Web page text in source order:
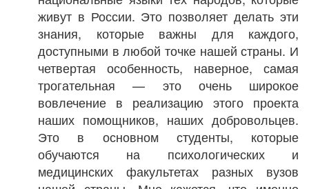
живут в России. Это позволяет делать эти
знания, которые важны для каждого,
доступными в любой точке нашей страны. И
четвертая особенность, наверное, самая
трогательная — это очень широкое
вовлечение в реализацию этого проекта
наших помощников, наших добровольцев.
Это в основном студенты, которые
обучаются на психологических и
медицинских факультетах разных вузов